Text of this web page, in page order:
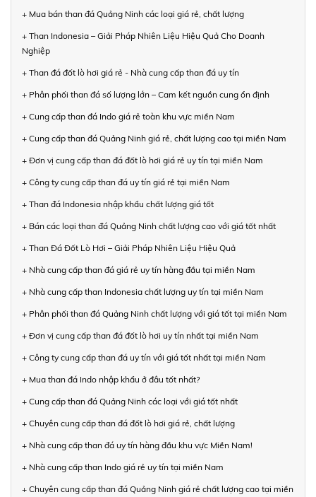
+ Mua bán than đá Quảng Ninh các loại giá rẻ, chất lượng
+ Than Indonesia – Giải Pháp Nhiên Liệu Hiệu Quả Cho Doanh
Nghiệp
+ Than đá đốt lò hơi giá rẻ - Nhà cung cấp than đá uy tín
+ Phân phối than đá số lượng lớn – Cam kết nguồn cung ổn định
+ Cung cấp than đá Indo giá rẻ toàn khu vực miền Nam
+ Cung cấp than đá Quảng Ninh giá rẻ, chất lượng cao tại miền Nam
+ Đơn vị cung cấp than đá đốt lò hơi giá rẻ uy tín tại miền Nam
+ Công ty cung cấp than đá uy tín giá rẻ tại miền Nam
+ Than đá Indonesia nhập khẩu chất lượng giá tốt
+ Bán các loại than đá Quảng Ninh chất lượng cao với giá tốt nhất
+ Than Đá Đốt Lò Hơi – Giải Pháp Nhiên Liệu Hiệu Quả
+ Nhà cung cấp than đá giá rẻ uy tín hàng đầu tại miền Nam
+ Nhà cung cấp than Indonesia chất lượng uy tín tại miền Nam
+ Phân phối than đá Quảng Ninh chất lượng với giá tốt tại miền Nam
+ Đơn vị cung cấp than đá đốt lò hơi uy tín nhất tại miền Nam
+ Công ty cung cấp than đá uy tín với giá tốt nhất tại miền Nam
+ Mua than đá Indo nhập khẩu ở đâu tốt nhất?
+ Cung cấp than đá Quảng Ninh các loại với giá tốt nhất
+ Chuyên cung cấp than đá đốt lò hơi giá rẻ, chất lượng
+ Nhà cung cấp than đá uy tín hàng đầu khu vực Miền Nam!
+ Nhà cung cấp than Indo giá rẻ uy tín tại miền Nam
+ Chuyên cung cấp than đá Quảng Ninh giá rẻ chất lượng cao tại miền